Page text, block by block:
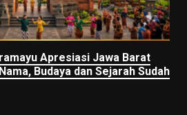
Apresiasi Jawa Barat
Budaya dan Sejarah Sudah